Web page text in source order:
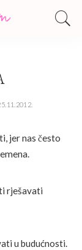
jer nas često
rješavati
u budućnosti.